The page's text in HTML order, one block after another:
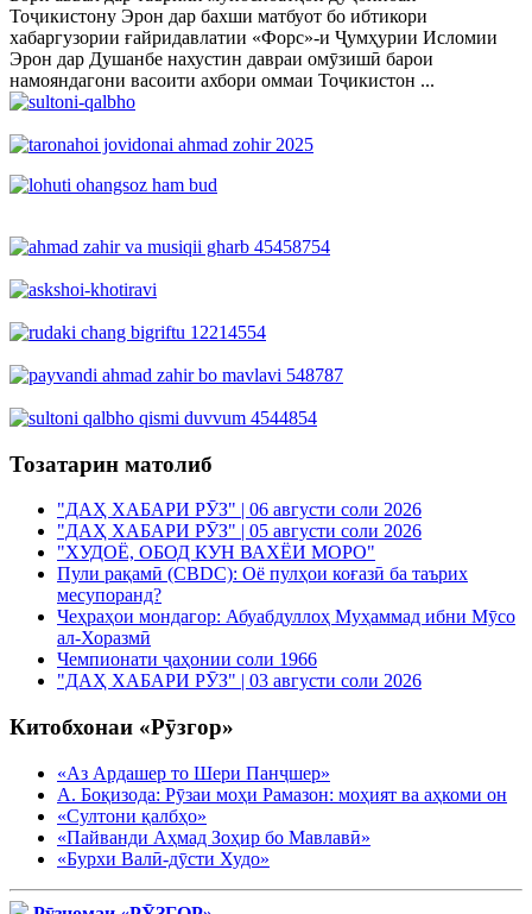
Тоҷикистону Эрон дар бахши матбуот бо ибтикори
хабаргузории ғайридавлатии «Форс»-и Ҷумҳурии Исломии
Эрон дар Душанбе нахустин давраи омӯзишӣ барои
намояндагони васоити ахбори оммаи Тоҷикистон ...
Тозатарин матолиб
"ДАҲ ХАБАРИ РӮЗ" | 06 августи соли 2026
"ДАҲ ХАБАРИ РӮЗ" | 05 августи соли 2026
"ХУДОЁ, ОБОД КУН ВАХЁИ МОРО"
Пули рақамӣ (CBDC): Оё пулҳои коғазӣ ба таърих
месупоранд?
Чеҳраҳои мондагор: Абуабдуллоҳ Муҳаммад ибни Мӯсо
ал-Хоразмӣ
Чемпионати ҷаҳонии соли 1966
"ДАҲ ХАБАРИ РӮЗ" | 03 августи соли 2026
Китобхонаи «Рӯзгор»
«Аз Ардашер то Шери Панҷшер»
А. Боқизода: Рӯзаи моҳи Рамазон: моҳият ва аҳкоми он
«Султони қалбҳо»
«Пайванди Аҳмад Зоҳир бо Мавлавӣ»
«Бурхи Валӣ-дӯсти Худо»